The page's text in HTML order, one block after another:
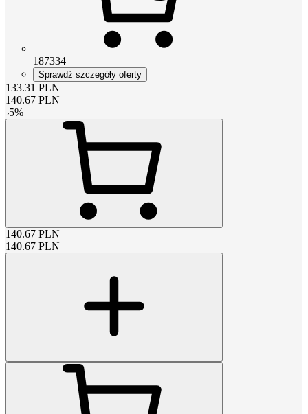
187334
Sprawdź szczegóły oferty
133.31 PLN
140.67 PLN
-5%
140.67 PLN
140.67 PLN